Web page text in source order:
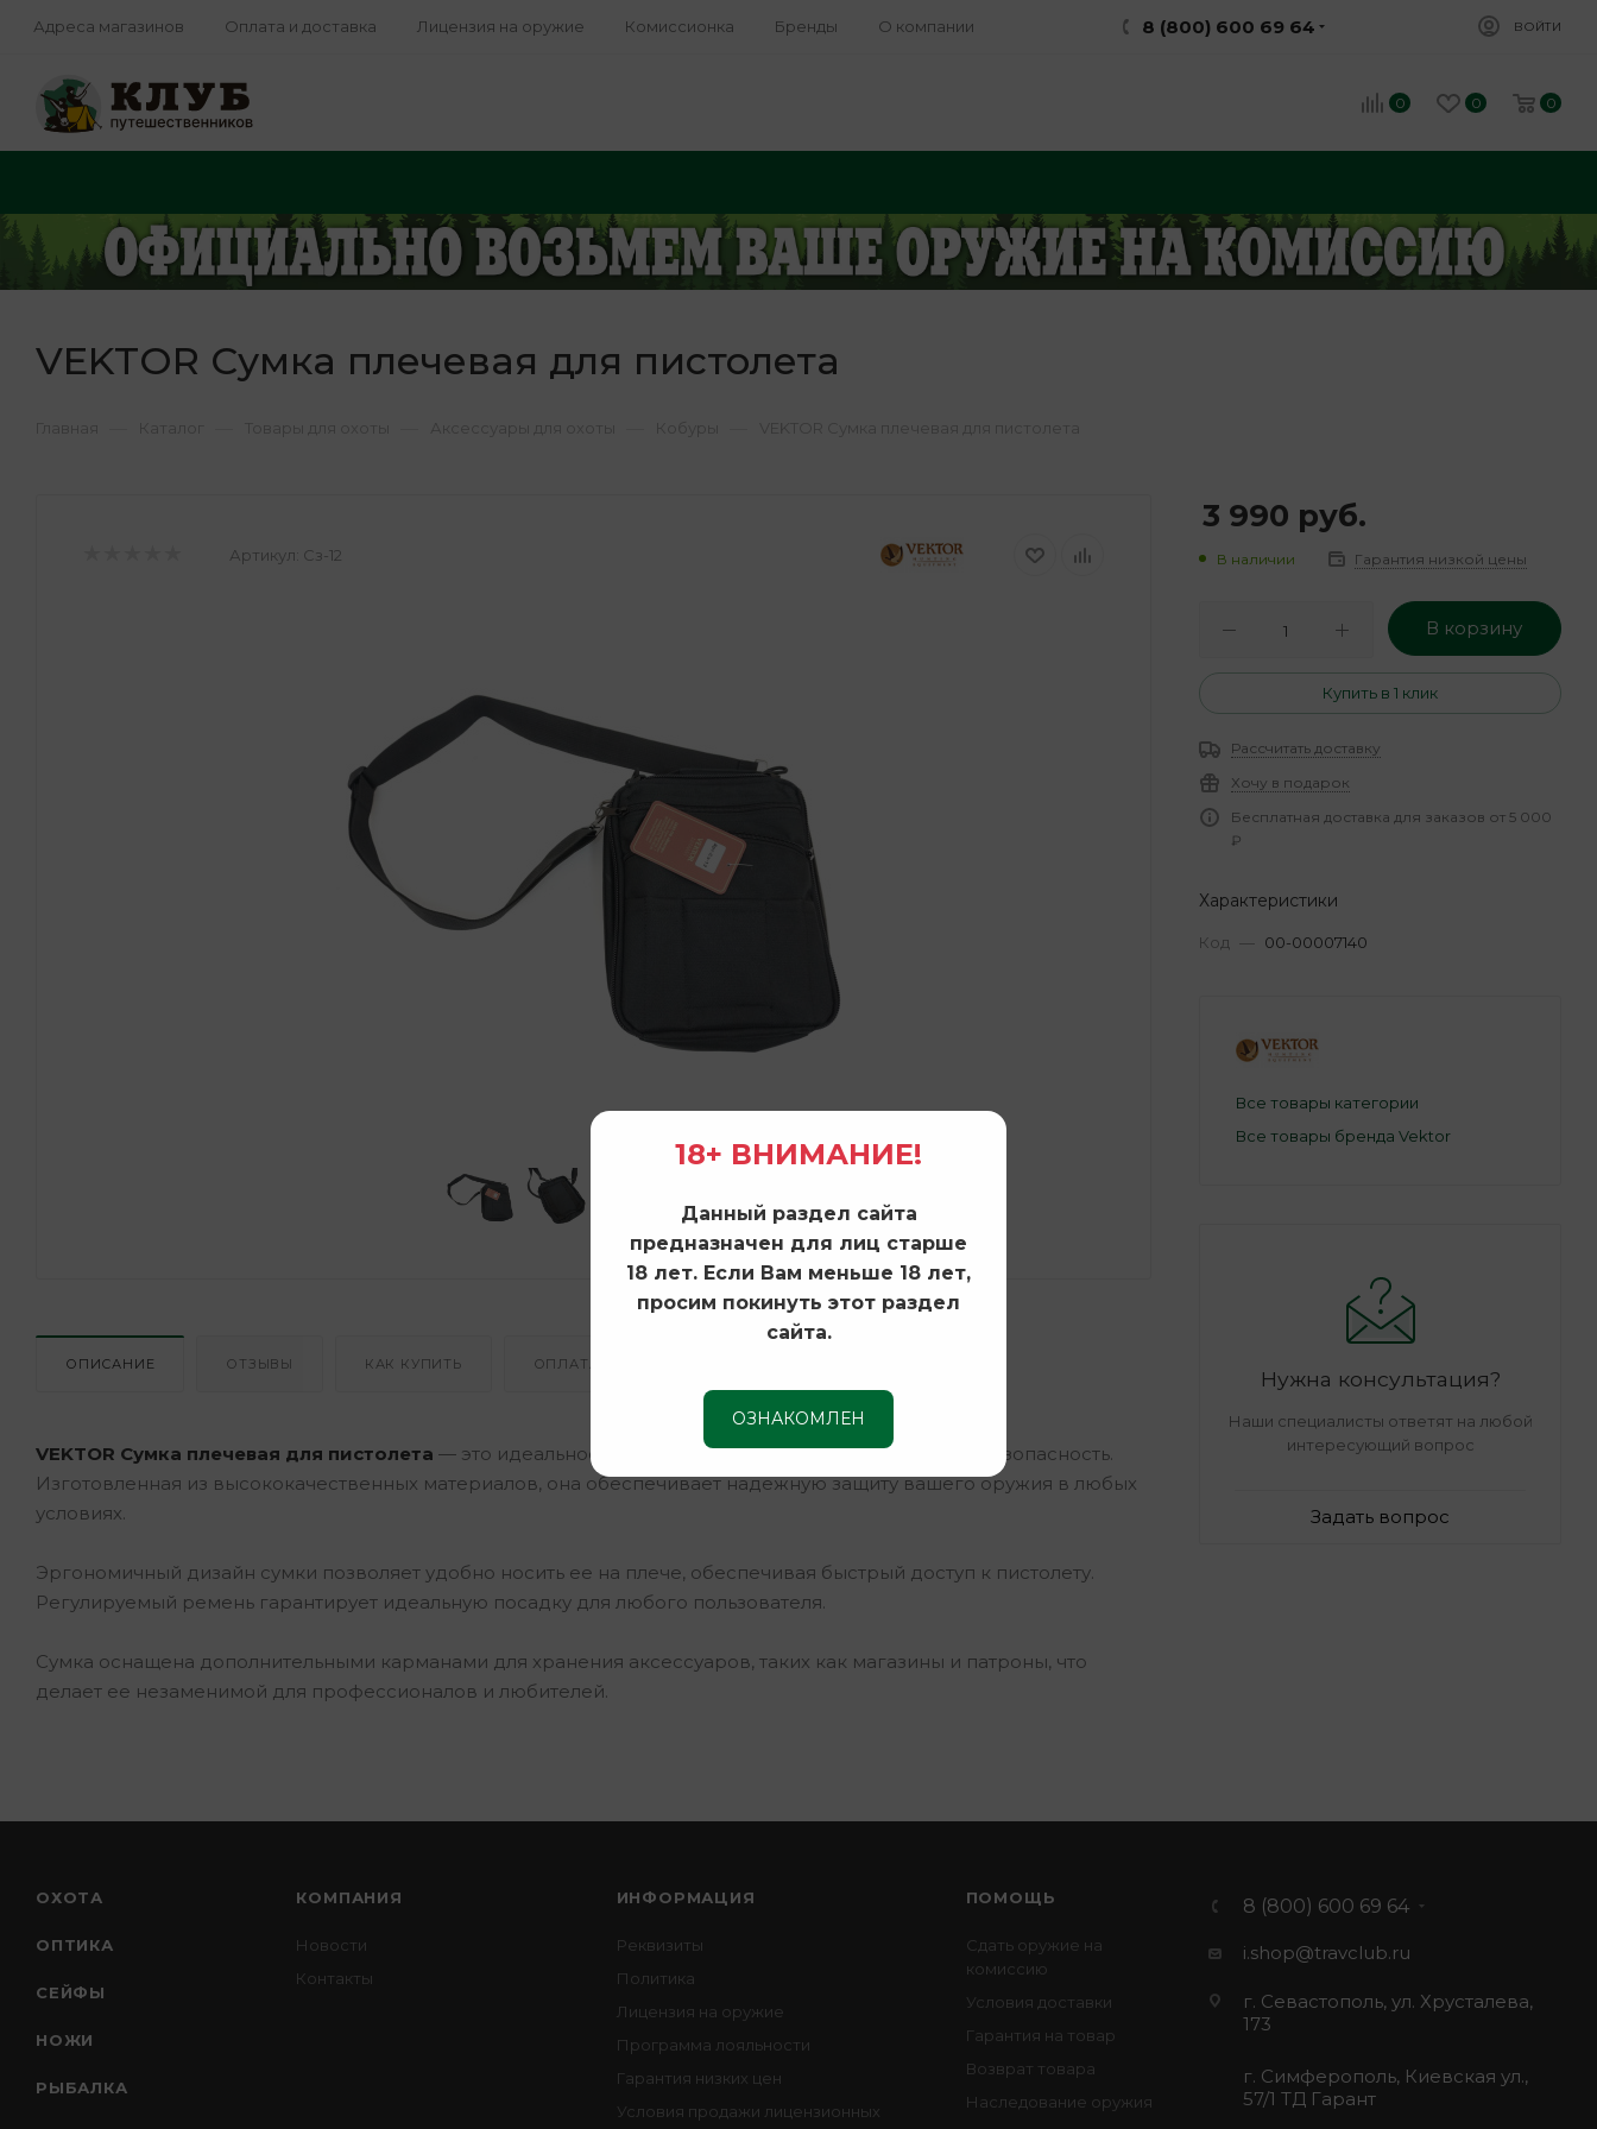
Адреса магазинов Оплата и доставка Лицензия на оружие Комиссионка Бренды О компании 8 (800) 600 69 64 ВОЙТИ
0 0 0
VEKTOR Сумка плечевая для пистолета
Артикул: Сз-12
ОПИСАНИЕ ОТЗЫВЫ КАК КУПИТЬ ОПЛАТА И ДОСТАВКА
VEKTOR Сумка плечевая для пистолета — это идеальное решение для тех, кто ценит комфорт и безопасность.
Изготовленная из высококачественных материалов, она обеспечивает надежную защиту вашего оружия в любых
условиях.
Эргономичный дизайн сумки позволяет удобно носить ее на плече, обеспечивая быстрый доступ к пистолету.
Регулируемый ремень гарантирует идеальную посадку для любого пользователя.
Сумка оснащена дополнительными карманами для хранения аксессуаров, таких как магазины и патроны, что
делает ее незаменимой для профессионалов и любителей.
3 990 руб.
В наличии Гарантия низкой цены
В корзину
Купить в 1 клик
Рассчитать доставку
Хочу в подарок
Бесплатная доставка для заказов от 5 000
₽
Характеристики
Код — 00-00007140
Все товары категории
Все товары бренда Vektor
Нужна консультация?
Наши специалисты ответят на любой
интересующий вопрос
Задать вопрос
ОХОТА
ОПТИКА
СЕЙФЫ
НОЖИ
РЫБАЛКА
КОМПАНИЯ
Новости
Контакты
ИНФОРМАЦИЯ
Реквизиты
Политика
Лицензия на оружие
Программа лояльности
Гарантия низких цен
Условия продажи лицензионных
ПОМОЩЬ
Сдать оружие на
комиссию
Условия доставки
Гарантия на товар
Возврат товара
Наследование оружия
8 (800) 600 69 64
i.shop@travclub.ru
г. Севастополь, ул. Хрусталева,
173
г. Симферополь, Киевская ул.,
57/1 ТД Гарант
18+ ВНИМАНИЕ!
Данный раздел сайта
предназначен для лиц старше
18 лет. Если Вам меньше 18 лет,
просим покинуть этот раздел
сайта.
ОЗНАКОМЛЕН